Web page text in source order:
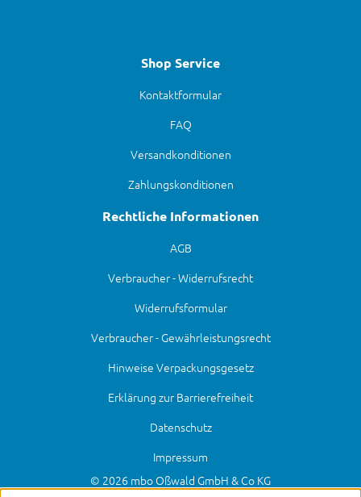
Shop Service
Kontaktformular
FAQ
Versandkonditionen
Zahlungskonditionen
Rechtliche Informationen
AGB
Verbraucher - Widerrufsrecht
Widerrufsformular
Verbraucher - Gewährleistungsrecht
Hinweise Verpackungsgesetz
Erklärung zur Barrierefreiheit
Datenschutz
Impressum
© 2026 mbo Oßwald GmbH & Co KG